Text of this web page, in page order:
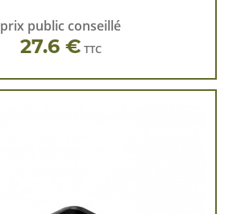
prix public conseillé
27.6 € TTC